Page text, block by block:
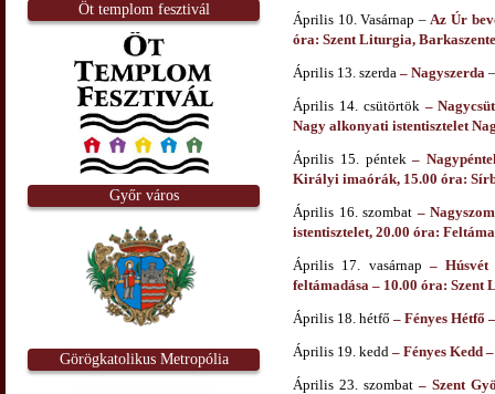
Öt templom fesztivál
Győr város
Görögkatolikus Metropólia
Április 10. Vasárnap – Az Úr
óra: Szent Liturgia,
Április 13. szerda – Nagyszerda
Április 14. csütörtök –
Nagy alkonyati istentisztelet
Április 15. péntek –
Királyi imaórák, 15.00 óra:
Április 16. szombat –
istentisztelet, 20.00 óra:
Április 17. vasárnap – Húsvét
feltámadása – 10.00 óra: Szent
Április 18. hétfő – Fényes Hétfő
Április 19. kedd – Fényes Kedd
Április 23. szombat – Szent